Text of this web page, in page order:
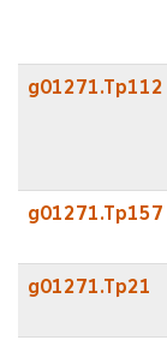
g01271.Tp112
g01271.Tp157
g01271.Tp21